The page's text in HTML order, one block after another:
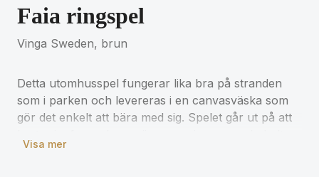
Faia ringspel
Vinga Sweden, brun
Detta utomhusspel fungerar lika bra på stranden
som i parken och levereras i en canvasväska som
gör det enkelt att bära med sig. Spelet går ut på att
enkelt sätter ner i marken. Ringarnas olika storlekar
Visa mer